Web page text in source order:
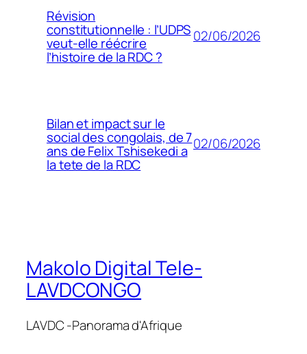
Révision
constitutionnelle : l’UDPS
veut-elle réécrire
l’histoire de la RDC ?
02/06/2026
Bilan et impact sur le
social des congolais, de 7
ans de Felix Tshisekedi a
la tete de la RDC
02/06/2026
Makolo Digital Tele-
LAVDCONGO
LAVDC -Panorama d'Afrique